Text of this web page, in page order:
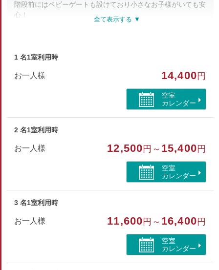
階段前にはベビーゲートも設けており小さなお子様がいても安
心！
リノベーションによって全棟違うカラーリングに。どの色のコ
せんのでご持参下さい。
部屋種別
コテージ・棟
バス/トイレ/コテージ・棟/禁煙/インターネットができ
る部屋/空気清浄機付/湖が見える
1 名1室利用時
お一人様 14,400 円
空室
カレンダー
2 名1室利用時
お一人様 12,500 円～ 15,400 円
空室
カレンダー
3 名1室利用時
お一人様 11,600 円～ 16,400 円
空室
カレンダー